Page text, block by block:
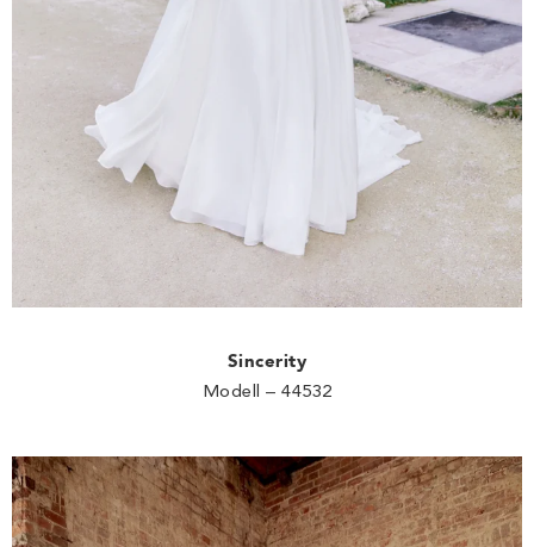
Sincerity
Modell – 44532